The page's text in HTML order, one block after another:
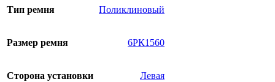
Тип ремня Поликлиновый
Размер ремня 6РК1560
Сторона установки Левая